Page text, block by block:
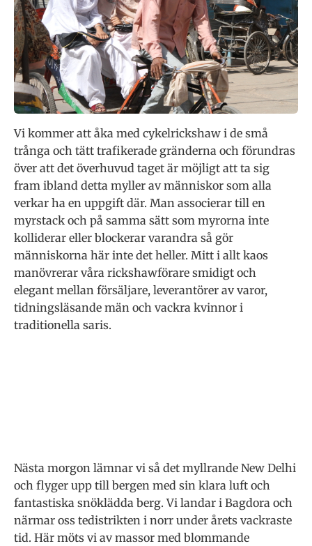
Vi kommer att åka med cykelrickshaw i de små
trånga och tätt trafikerade gränderna och förundras
över att det överhuvud taget är möjligt att ta sig
fram ibland detta myller av människor som alla
verkar ha en uppgift där. Man associerar till en
myrstack och på samma sätt som myrorna inte
kolliderar eller blockerar varandra så gör
människorna här inte det heller. Mitt i allt kaos
manövrerar våra rickshawförare smidigt och
elegant mellan försäljare, leverantörer av varor,
tidningsläsande män och vackra kvinnor i
traditionella saris.
Nästa morgon lämnar vi så det myllrande New Delhi
och flyger upp till bergen med sin klara luft och
fantastiska snöklädda berg. Vi landar i Bagdora och
närmar oss tedistrikten i norr under årets vackraste
tid. Här möts vi av massor med blommande